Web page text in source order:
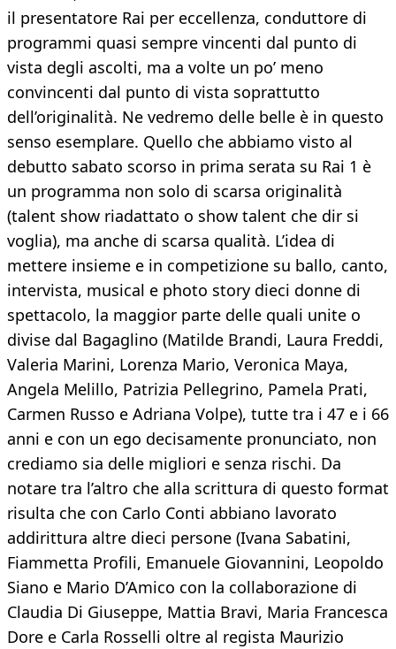
il presentatore Rai per eccellenza, conduttore di
programmi quasi sempre vincenti dal punto di
vista degli ascolti, ma a volte un po’ meno
convincenti dal punto di vista soprattutto
dell’originalità. Ne vedremo delle belle è in questo
senso esemplare. Quello che abbiamo visto al
debutto sabato scorso in prima serata su Rai 1 è
un programma non solo di scarsa originalità
(talent show riadattato o show talent che dir si
voglia), ma anche di scarsa qualità. L’idea di
mettere insieme e in competizione su ballo, canto,
intervista, musical e photo story dieci donne di
spettacolo, la maggior parte delle quali unite o
divise dal Bagaglino (Matilde Brandi, Laura Freddi,
Valeria Marini, Lorenza Mario, Veronica Maya,
Angela Melillo, Patrizia Pellegrino, Pamela Prati,
Carmen Russo e Adriana Volpe), tutte tra i 47 e i 66
anni e con un ego decisamente pronunciato, non
crediamo sia delle migliori e senza rischi. Da
notare tra l’altro che alla scrittura di questo format
risulta che con Carlo Conti abbiano lavorato
addirittura altre dieci persone (Ivana Sabatini,
Fiammetta Profili, Emanuele Giovannini, Leopoldo
Siano e Mario D’Amico con la collaborazione di
Claudia Di Giuseppe, Mattia Bravi, Maria Francesca
Dore e Carla Rosselli oltre al regista Maurizio